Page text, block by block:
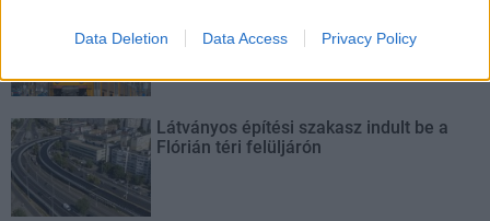
Data Deletion Data Access Privacy Policy
csomópont épül Angyalföldön
Látványos építési szakasz indult be a
Flórián téri felüljárón